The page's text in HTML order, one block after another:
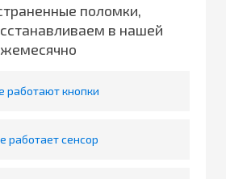
поломки,
в нашей
работают кнопки
работает сенсор